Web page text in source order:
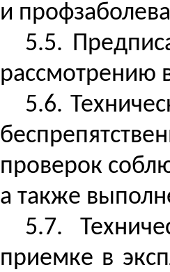
и
5.5.
рассмотрению
5.6.
проверок
а также
5.7.
приемке в